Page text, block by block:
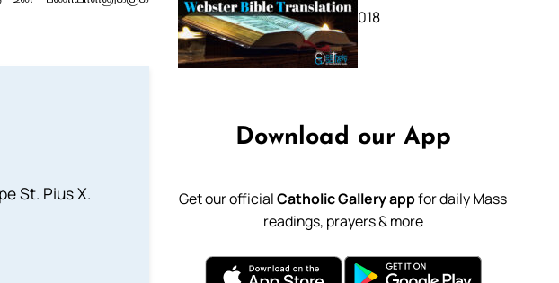
St. Pius X.
October 11, 2018
Download our App
Get our officialCatholic Gallery appfor daily Mass
readings, prayers & more